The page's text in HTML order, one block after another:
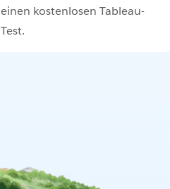
einen kostenlosen Tableau-
Test.